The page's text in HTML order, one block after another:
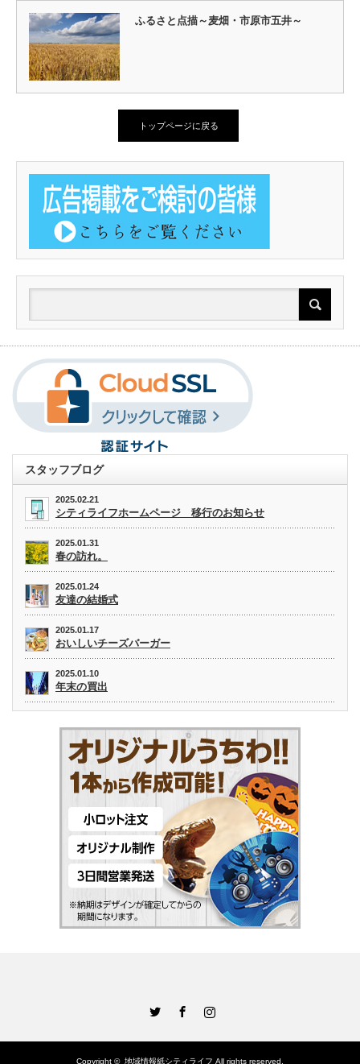
ふるさと点描～麦畑・市原市五井～
トップページに戻る
スタッフブログ
2025.02.21
シティライフホームページ 移行のお知らせ
2025.01.31
春の訪れ。
2025.01.24
友達の結婚式
2025.01.17
おいしいチーズバーガー
2025.01.10
年末の買出
Copyright © 地域情報紙シティライフ All rights reserved.